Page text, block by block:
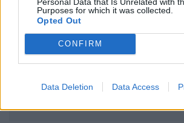
Purposes for which it was collected.
Opted Out
CONFIRM
Data Deletion Data Access
Kötéslisták: BÉT elmúlt 2 év
kötéslistái
Előfizetés